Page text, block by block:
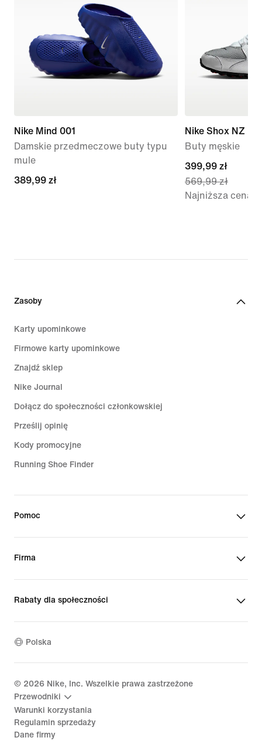
Nike Mind 001
Damskie przedmeczowe buty typu
mule
389,99 zł
389,99 zł
Nike Shox NZ
Buty męskie
current
price
399,99 zł,
399,99 zł
569,99 zł
Najniższa cena
Zasoby
Karty upominkowe
Firmowe karty upominkowe
Znajdź sklep
Nike Journal
Dołącz do społeczności członkowskiej
Prześlij opinię
Kody promocyjne
Running Shoe Finder
Pomoc
Firma
Rabaty dla społeczności
Polska
© 2026 Nike, Inc. Wszelkie prawa zastrzeżone
Przewodniki
Warunki korzystania
Regulamin sprzedaży
Dane firmy